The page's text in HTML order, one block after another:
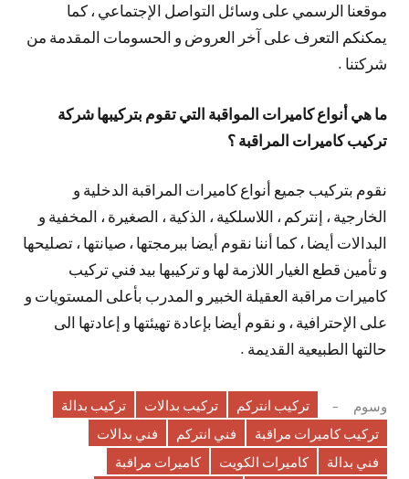
موقعنا الرسمي على وسائل التواصل الإجتماعي ، كما
يمكنكم التعرف على آخر العروض و الحسومات المقدمة من
شركتنا .
ما هي أنواع كاميرات المواقبة التي تقوم بتركيبها شركة
تركيب كاميرات المراقبة ؟
نقوم بتركيب جميع أنواع كاميرات المراقبة الدخلية و
الخارجية ، إنتركم ، اللاسلكية ، الذكية ، الصغيرة ، المخفية و
البدالات أيضا ، كما أننا نقوم أيضا ببرمجتها ، صيانتها ، تصليحها
و تأمين قطع الغيار اللازمة لها و تركيبها بيد فني تركيب
كاميرات مراقبة العقيلة الخبير و المدرب بأعلى المستويات و
على الإحترافية ، و نقوم أيضا بإعادة تهيئتها و إعادتها الى
حالتها الطبيعية القديمة .
وسوم تركيب انتركم تركيب بدالات
تركيب بدالة
تركيب كاميرات مراقبة
فني انتركم
فني بدالات
فني بدالة
كاميرات الكويت
كاميرات مراقبة